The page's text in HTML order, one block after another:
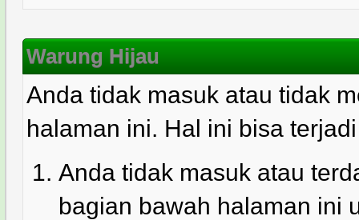
Warung Hijau
Anda tidak masuk atau tidak
halaman ini. Hal ini bisa
Anda tidak masuk atau
bagian bawah halaman ini